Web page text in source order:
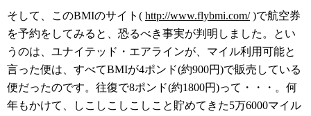
そして、このBMIのサイト( http://www.flybmi.com/)で航空券
を予約をしてみると、恐るべき事実が判明しました。とい
うのは、ユナイテッド・エアラインが、マイル利用可能と
言った便は、すべてBMIが4ポンド(約900円)で販売している
便だったのです。往復で8ポンド(約1800円)って・・・。何
年もかけて、しこしこしこしこと貯めてきた5万6000マイル